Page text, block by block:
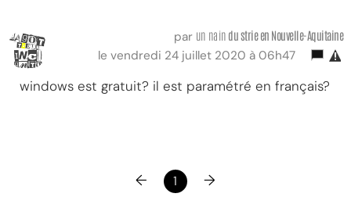
par un nain du strieen Nouvelle-Aquitaine
le vendredi 24 juillet 2020 à 06h47
windows est gratuit? il est paramétré en français?
← 1 →